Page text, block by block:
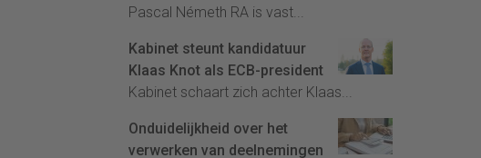
Pascal Németh RA is vast...
Kabinet steunt kandidatuur
Klaas Knot als ECB-president
Kabinet schaart zich achter Klaas...
Onduidelijkheid over het
verwerken van deelnemingen